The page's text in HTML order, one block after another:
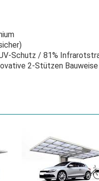
Schutz / 81%
2-Stützen